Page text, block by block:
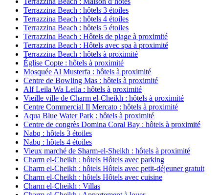
Terrazzina Beach : hôtels 3 étoiles
Terrazzina Beach : hôtels 4 étoiles
Terrazzina Beach : hôtels 5 étoiles
Terrazzina Beach : Hôtels de plage à proximité
Terrazzina Beach : Hôtels avec spa à proximité
Terrazzina Beach : hôtels à proximité
Église Copte : hôtels à proximité
Mosquée Al Musterfa : hôtels à proximité
Centre de Bowling Mas : hôtels à proximité
Alf Leila Wa Leila : hôtels à proximité
Vieille ville de Charm el-Cheikh : hôtels à proximité
Centre Commercial Il Mercato : hôtels à proximité
Aqua Blue Water Park : hôtels à proximité
Centre de congrès Domina Coral Bay : hôtels à proximité
Nabq : hôtels 3 étoiles
Nabq : hôtels 4 étoiles
Vieux marché de Sharm-el-Sheikh : hôtels à proximité
Charm el-Cheikh : hôtels Hôtels avec parking
Charm el-Cheikh : hôtels Hôtels avec petit-déjeuner gratuit
Charm el-Cheikh : hôtels Hôtels avec cuisine
Charm el-Cheikh : Villas